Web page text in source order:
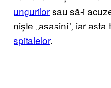
ungurilorsau să-i
niște „asasini”, iar asta
spitalelor.